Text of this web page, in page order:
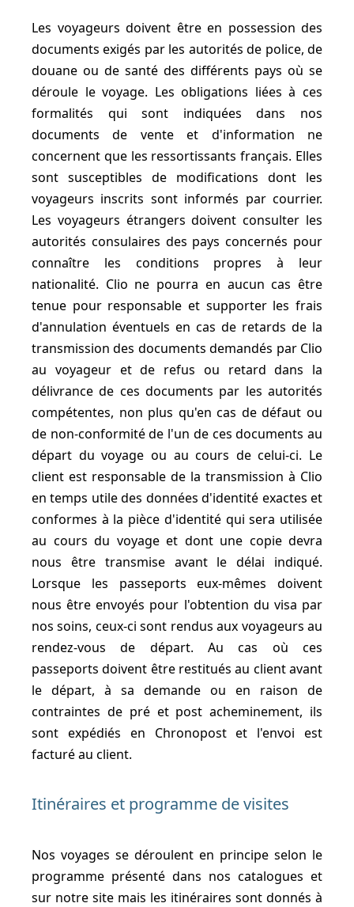
Les voyageurs doivent être en possession des
documents exigés par les autorités de police, de
douane ou de santé des différents pays où se
déroule le voyage. Les obligations liées à ces
formalités qui sont indiquées dans nos
documents de vente et d'information ne
concernent que les ressortissants français. Elles
sont susceptibles de modifications dont les
voyageurs inscrits sont informés par courrier.
Les voyageurs étrangers doivent consulter les
autorités consulaires des pays concernés pour
connaître les conditions propres à leur
nationalité. Clio ne pourra en aucun cas être
tenue pour responsable et supporter les frais
d'annulation éventuels en cas de retards de la
transmission des documents demandés par Clio
au voyageur et de refus ou retard dans la
délivrance de ces documents par les autorités
compétentes, non plus qu'en cas de défaut ou
de non-conformité de l'un de ces documents au
départ du voyage ou au cours de celui-ci. Le
client est responsable de la transmission à Clio
en temps utile des données d'identité exactes et
conformes à la pièce d'identité qui sera utilisée
au cours du voyage et dont une copie devra
nous être transmise avant le délai indiqué.
Lorsque les passeports eux-mêmes doivent
nous être envoyés pour l'obtention du visa par
nos soins, ceux-ci sont rendus aux voyageurs au
rendez-vous de départ. Au cas où ces
passeports doivent être restitués au client avant
le départ, à sa demande ou en raison de
contraintes de pré et post acheminement, ils
sont expédiés en Chronopost et l'envoi est
facturé au client.
Itinéraires et programme de visites
Nos voyages se déroulent en principe selon le
programme présenté dans nos catalogues et
sur notre site mais les itinéraires sont donnés à